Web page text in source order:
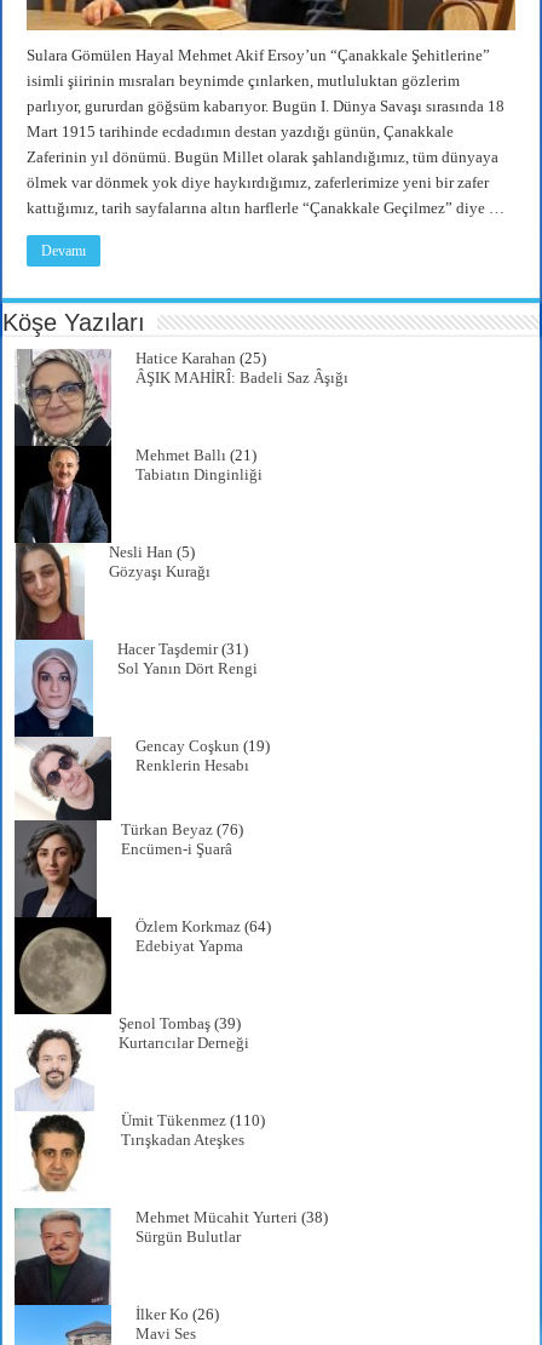
Sulara Gömülen Hayal Mehmet Akif Ersoy’un “Çanakkale Şehitlerine”
isimli şiirinin mısraları beynimde çınlarken, mutluluktan gözlerim
parlıyor, gururdan göğsüm kabarıyor. Bugün I. Dünya Savaşı sırasında 18
Mart 1915 tarihinde ecdadımın destan yazdığı günün, Çanakkale
Zaferinin yıl dönümü. Bugün Millet olarak şahlandığımız, tüm dünyaya
ölmek var dönmek yok diye haykırdığımız, zaferlerimize yeni bir zafer
kattığımız, tarih sayfalarına altın harflerle “Çanakkale Geçilmez” diye …
Devamı
Köşe Yazıları
Hatice Karahan (25)
ÂŞIK MAHİRÎ: Badeli Saz Âşığı
Mehmet Ballı (21)
Tabiatın Dinginliği
Nesli Han (5)
Gözyaşı Kurağı
Hacer Taşdemir(31)
Sol Yanın Dört Rengi
Gencay Coşkun (19)
Renklerin Hesabı
Türkan Beyaz (76)
Encümen-i Şuarâ
Özlem Korkmaz (64)
Edebiyat Yapma
Şenol Tombaş (39)
Kurtarıcılar Derneği
Ümit Tükenmez (110)
Tırışkadan Ateşkes
Mehmet Mücahit Yurteri (38)
Sürgün Bulutlar
İlker Ko (26)
Mavi Ses